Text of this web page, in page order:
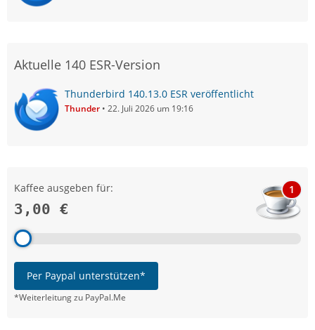
Aktuelle 140 ESR-Version
Thunderbird 140.13.0 ESR veröffentlicht
Thunder 22. Juli 2026 um 19:16
Kaffee ausgeben für:
3,00 €
1
Per Paypal unterstützen*
*Weiterleitung zu PayPal.Me